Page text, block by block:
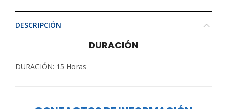
DESCRIPCIÓN
DURACIÓN
DURACIÓN: 15 Horas